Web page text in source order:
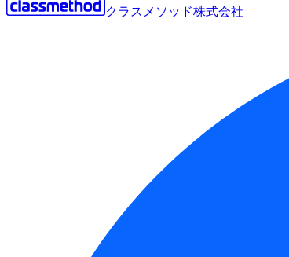
クラスメソッド株式会社